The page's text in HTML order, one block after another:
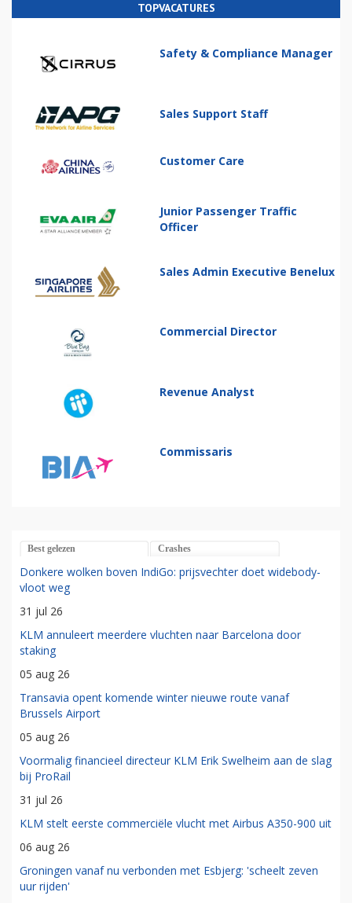
TOPVACATURES
Safety & Compliance Manager
Sales Support Staff
Customer Care
Junior Passenger Traffic
Officer
Sales Admin Executive Benelux
Commercial Director
Revenue Analyst
Commissaris
Best gelezen Crashes
Donkere wolken boven IndiGo: prijsvechter doet widebody-
vloot weg
31 jul 26
KLM annuleert meerdere vluchten naar Barcelona door
staking
05 aug 26
Transavia opent komende winter nieuwe route vanaf
Brussels Airport
05 aug 26
Voormalig financieel directeur KLM Erik Swelheim aan de slag
bij ProRail
31 jul 26
KLM stelt eerste commerciële vlucht met Airbus A350-900 uit
06 aug 26
Groningen vanaf nu verbonden met Esbjerg: 'scheelt zeven
uur rijden'